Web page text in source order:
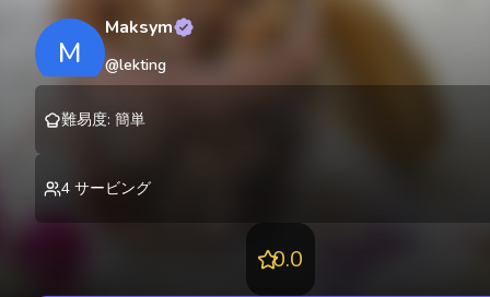
M
Maksym
@lekting
難易度: 簡単
4 サービング
0.0